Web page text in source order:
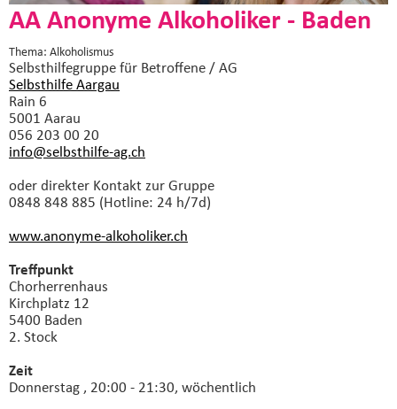
AA Anonyme Alkoholiker - Baden
Thema: Alkoholismus
Selbsthilfegruppefür Betroffene / AG
Selbsthilfe Aargau
Rain 6
5001 Aarau
056 203 00 20
info@selbsthilfe-ag.ch
oder direkter Kontakt zur Gruppe
0848 848 885 (Hotline: 24 h/7d)
www.anonyme-alkoholiker.ch
Treffpunkt
Chorherrenhaus
Kirchplatz 12
5400 Baden
2. Stock
Zeit
Donnerstag , 20:00 - 21:30, wöchentlich